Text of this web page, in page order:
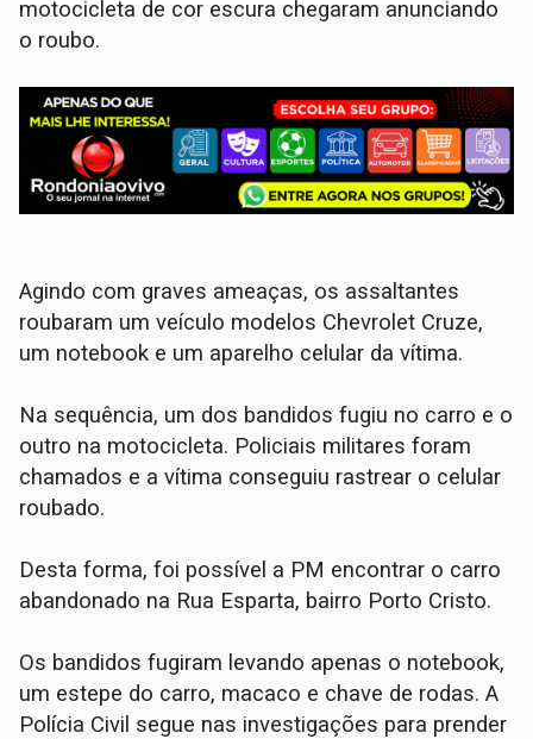
motocicleta de cor escura chegaram anunciando
o roubo.
Agindo com graves ameaças, os assaltantes
roubaram um veículo modelos Chevrolet Cruze,
um notebook e um aparelho celular da vítima.
Na sequência, um dos bandidos fugiu no carro e o
outro na motocicleta. Policiais militares foram
chamados e a vítima conseguiu rastrear o celular
roubado.
Desta forma, foi possível a PM encontrar o carro
abandonado na Rua Esparta, bairro Porto Cristo.
Os bandidos fugiram levando apenas o notebook,
um estepe do carro, macaco e chave de rodas. A
Polícia Civil segue nas investigações para prender